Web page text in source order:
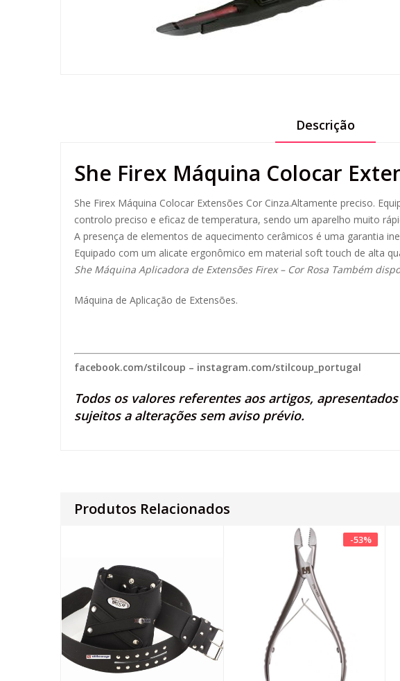
Descrição
She Firex Máquina Colocar
She Firex Máquina Colocar Extensões Cor Cinza.Altamente preciso.
controlo preciso e eficaz de temperatura, sendo um aparelho muito
A presença de elementos de aquecimento cerâmicos é uma garantia
Equipado com um alicate ergonômico em material soft touch de alta
She Máquina Aplicadora de Extensões Firex – Cor Rosa Também
Máquina de Aplicação de Extensões.
facebook.com/stilcoup – instagram.com/stilcoup_portugal
Todos os valores referentes aos artigos,
sujeitos a alterações sem aviso prévio.
Produtos Relacionados
-53%